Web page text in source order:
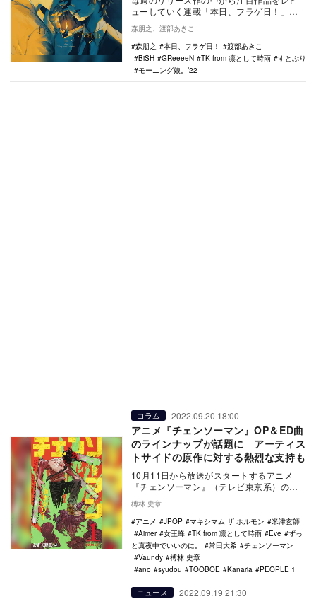
ューしていく連載「本日、フラゲ日！」。
今回は12月21日リリースのTK from 凛とし
て…
森朋之、渡部あきこ
森朋之
本日、フラゲ日！
渡部あきこ
BiSH
GReeeeN TK from 凛として時雨
すとぷり
モーニング娘。’22
コラム 2022.09.20 18:00
アニメ『チェンソーマン』OP＆ED曲
のラインナップが話題に アーティス
トサイドの原作に対する熱烈な支持も
10月11日から放送がスタートするアニメ
『チェンソーマン』（テレビ東京系）のオ
ープニングテーマが、共同編曲にKing Gnu
／m…
榑林 史章
アニメ
JPOP マキシマム ザ ホルモン
米津玄師
Aimer
女王蜂 TK from 凛として時雨 Eve
ずっ
と真夜中でいいのに。
常田大希
チェンソーマン
Vaundy
榑林 史章
ano
syudou TOOBOE Kanaria PEOPLE 1
ニュース 2022.09.19 21:30